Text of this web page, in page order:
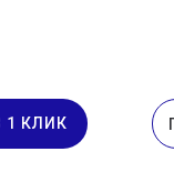
1 КЛИК